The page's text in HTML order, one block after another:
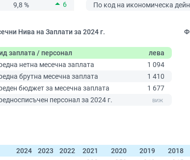
9,8 % 6
По код на икономическа
Нива на Заплати за 2024 г.
заплата / персонал
лева
нетна месечна заплата
1 094
брутна месечна заплата
1 410
бюджет за месечна заплата
1 677
персонал за 2024 г.
2024
2023 2022 2021 2020 2019
2018